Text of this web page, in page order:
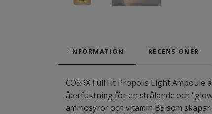
INFORMATION RECENSIONER
COSRX Full Fit Propolis Light
återfuktning för en strålande och
aminosyror och vitamin B5 som